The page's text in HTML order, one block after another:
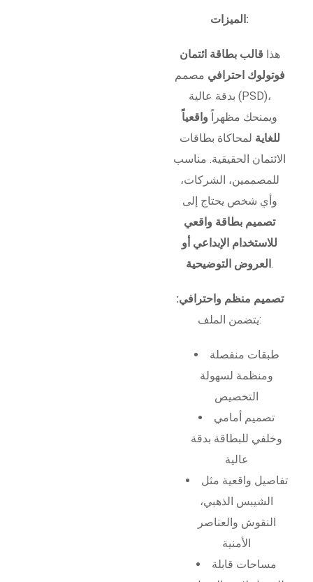
الميزات:
هذا قالب بطاقة ائتمان
فوتولوك احترافي مصمم
بدقة عالية (PSD)،
ويمنحك مظهراً واقعياً
للغاية لمحاكاة بطاقات
الائتمان الحقيقية. مناسب
للمصممين، الشركات،
وأي شخص يحتاج إلى
تصميم بطاقة واقعي
للاستخدام الإبداعي أو
العروض التوضيحية .
تصميم منظم واحترافي:
يتضمن الملف:
طبقات منفصلة
ومنظمة لسهولة
التخصيص
تصميم أمامي
وخلفي للبطاقة بدقة
عالية
تفاصيل واقعية مثل
الشيبس الذهبي،
النقوش والعناصر
الأمنية
مساحات قابلة